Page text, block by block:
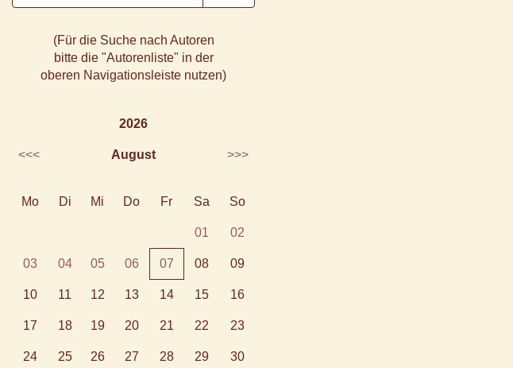
(Für die Suche nach Autoren
bitte die "Autorenliste" in der
oberen Navigationsleiste nutzen)
2026
<<< August >>>
Mo Di Mi Do Fr Sa So
01 02
03 04 05 06 07 08 09
10 11 12 13 14 15 16
17 18 19 20 21 22 23
24 25 26 27 28 29 30